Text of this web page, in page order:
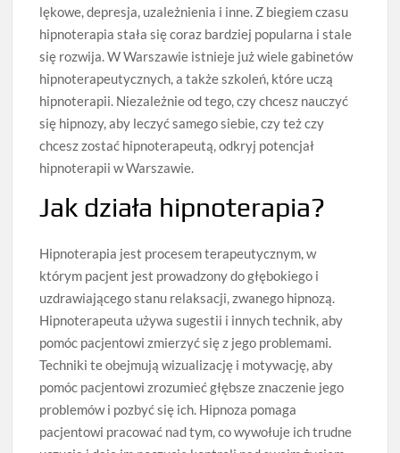
lękowe, depresja, uzależnienia i inne. Z biegiem czasu
hipnoterapia stała się coraz bardziej popularna i stale
się rozwija. W Warszawie istnieje już wiele gabinetów
hipnoterapeutycznych, a także szkoleń, które uczą
hipnoterapii. Niezależnie od tego, czy chcesz nauczyć
się hipnozy, aby leczyć samego siebie, czy też czy
chcesz zostać hipnoterapeutą, odkryj potencjał
hipnoterapii w Warszawie.
Jak działa hipnoterapia?
Hipnoterapia jest procesem terapeutycznym, w
którym pacjent jest prowadzony do głębokiego i
uzdrawiającego stanu relaksacji, zwanego hipnozą.
Hipnoterapeuta używa sugestii i innych technik, aby
pomóc pacjentowi zmierzyć się z jego problemami.
Techniki te obejmują wizualizację i motywację, aby
pomóc pacjentowi zrozumieć głębsze znaczenie jego
problemów i pozbyć się ich. Hipnoza pomaga
pacjentowi pracować nad tym, co wywołuje ich trudne